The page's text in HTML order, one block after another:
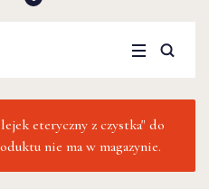
eteryczny z czystka" do
nie ma w magazynie.